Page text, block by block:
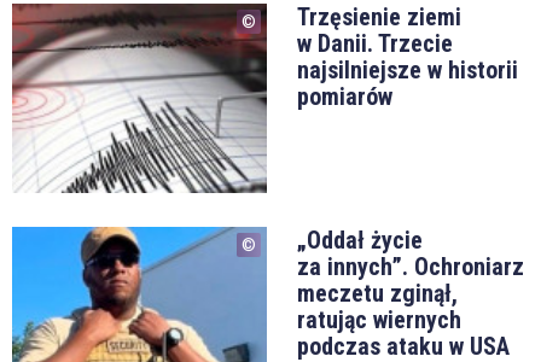
Trzęsienie ziemi
w Danii. Trzecie
najsilniejsze w historii
pomiarów
„Oddał życie
za innych”. Ochroniarz
meczetu zginął,
ratując wiernych
podczas ataku w USA